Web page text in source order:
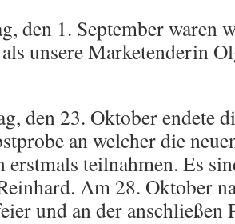
den 1. September waren
unsere Marketenderin
den 23. Oktober endete
an welcher die
erstmals teilnahmen. Es
Am 28. Oktober
und an der anschließen